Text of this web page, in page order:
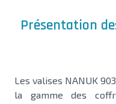
Présentation
Les valises NANUK 903
la gamme des